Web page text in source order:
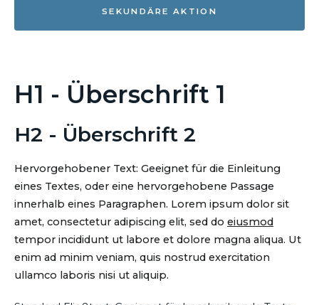
SEKUNDÄRE AKTION
H1 - Überschrift 1
H2 - Überschrift 2
Hervorgehobener Text: Geeignet für die Einleitung
eines Textes, oder eine hervorgehobene Passage
innerhalb eines Paragraphen. Lorem ipsum dolor sit
amet, consectetur adipiscing elit, sed do eiusmod
tempor incididunt ut labore et dolore magna aliqua. Ut
enim ad minim veniam, quis nostrud exercitation
ullamco laboris nisi ut aliquip.